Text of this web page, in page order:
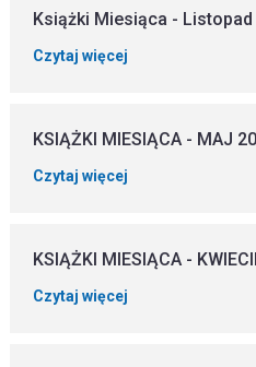
Książki Miesiąca - Listopad
Czytaj więcej
KSIĄŻKI MIESIĄCA - MAJ
Czytaj więcej
KSIĄŻKI MIESIĄCA -
Czytaj więcej